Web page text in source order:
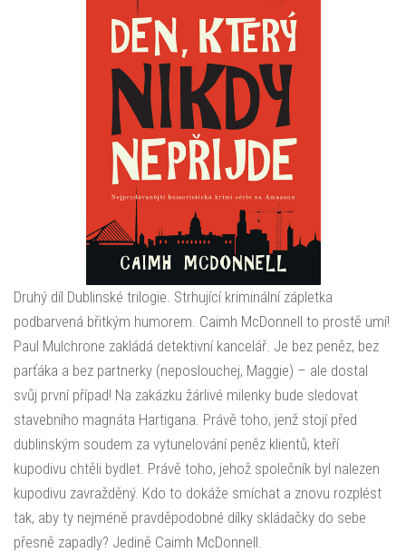
Druhý díl Dublinské trilogie. Strhující kriminální zápletka
podbarvená břitkým humorem. Caimh McDonnell to prostě umí!
Paul Mulchrone zakládá detektivní kancelář. Je bez peněz, bez
parťáka a bez partnerky (neposlouchej, Maggie) – ale dostal
svůj první případ! Na zakázku žárlivé milenky bude sledovat
stavebního magnáta Hartigana. Právě toho, jenž stojí před
dublinským soudem za vytunelování peněz klientů, kteří
kupodivu chtěli bydlet. Právě toho, jehož společník byl nalezen
kupodivu zavražděný. Kdo to dokáže smíchat a znovu rozplést
tak, aby ty nejméně pravděpodobné dílky skládačky do sebe
přesně zapadly? Jedině Caimh McDonnell.